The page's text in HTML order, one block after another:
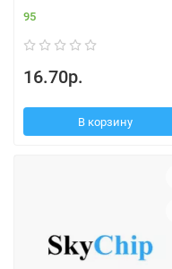
95
16.70р.
В корзину